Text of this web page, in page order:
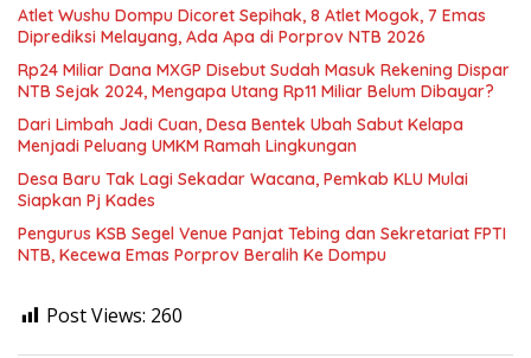
Atlet Wushu Dompu Dicoret Sepihak, 8 Atlet Mogok, 7 Emas
Diprediksi Melayang, Ada Apa di Porprov NTB 2026
Rp24 Miliar Dana MXGP Disebut Sudah Masuk Rekening Dispar
NTB Sejak 2024, Mengapa Utang Rp11 Miliar Belum Dibayar?
Dari Limbah Jadi Cuan, Desa Bentek Ubah Sabut Kelapa
Menjadi Peluang UMKM Ramah Lingkungan
Desa Baru Tak Lagi Sekadar Wacana, Pemkab KLU Mulai
Siapkan Pj Kades
Pengurus KSB Segel Venue Panjat Tebing dan Sekretariat FPTI
NTB, Kecewa Emas Porprov Beralih Ke Dompu
Post Views: 260